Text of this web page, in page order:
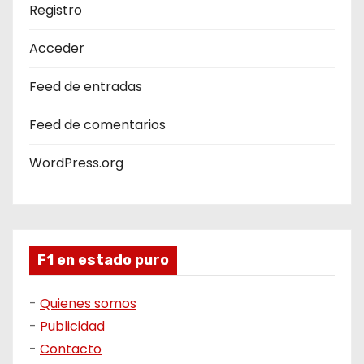
Registro
Acceder
Feed de entradas
Feed de comentarios
WordPress.org
F1 en estado puro
- Quienes somos
- Publicidad
- Contacto